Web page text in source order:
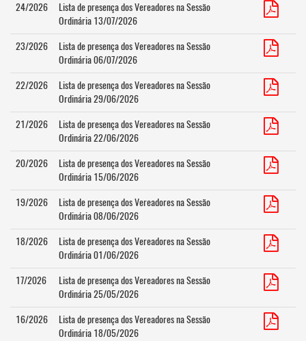
24/2026
Lista de presença dos Vereadores na Sessão
Ordinária 13/07/2026
23/2026
Lista de presença dos Vereadores na Sessão
Ordinária 06/07/2026
22/2026
Lista de presença dos Vereadores na Sessão
Ordinária 29/06/2026
21/2026
Lista de presença dos Vereadores na Sessão
Ordinária 22/06/2026
20/2026
Lista de presença dos Vereadores na Sessão
Ordinária 15/06/2026
19/2026
Lista de presença dos Vereadores na Sessão
Ordinária 08/06/2026
18/2026
Lista de presença dos Vereadores na Sessão
Ordinária 01/06/2026
17/2026
Lista de presença dos Vereadores na Sessão
Ordinária 25/05/2026
16/2026
Lista de presença dos Vereadores na Sessão
Ordinária 18/05/2026